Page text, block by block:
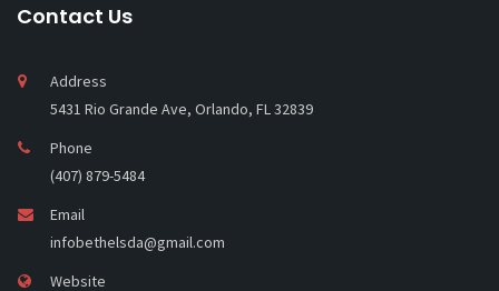
Contact Us
Address
5431 Rio Grande Ave, Orlando, FL 32839
Phone
(407) 879-5484
Email
infobethelsda@gmail.com
Website